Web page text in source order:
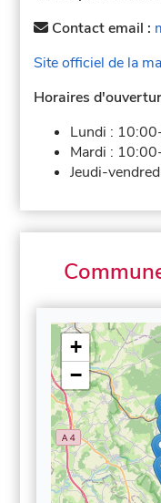
Contact email :
Site officiel de la
Horaires
Lundi :
Mardi :
Jeudi-
+
−